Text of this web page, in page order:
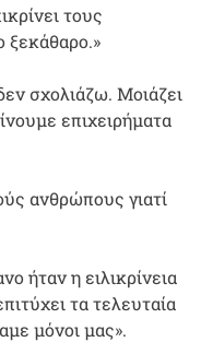
τους
ξεκάθαρο.»
σχολιάζω. Μοιάζει
επιχειρήματα
ανθρώπους γιατί
ήταν η ειλικρίνεια
τα τελευταία
μόνοι μας».